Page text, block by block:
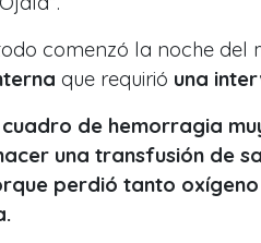
comenzó la noche del
que requirió una
cuadro de hemorragia
una transfusión de
perdió tanto